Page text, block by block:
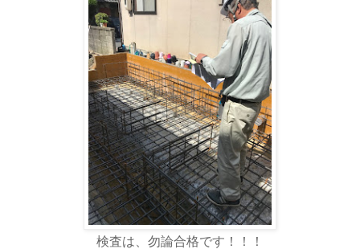
検査は、勿論合格です！！！